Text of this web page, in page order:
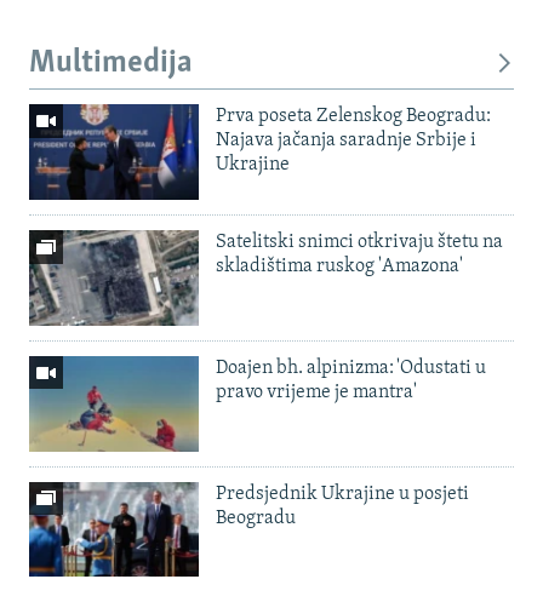
Multimedija
Prva poseta Zelenskog Beogradu:
Najava jačanja saradnje Srbije i
Ukrajine
Satelitski snimci otkrivaju štetu na
skladištima ruskog 'Amazona'
Doajen bh. alpinizma: 'Odustati u
pravo vrijeme je mantra'
Predsjednik Ukrajine u posjeti
Beogradu